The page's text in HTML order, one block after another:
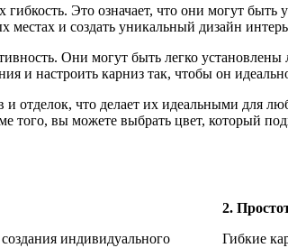
Это означает, что они могут
и создать уникальный дизайн
Они могут быть легко
и настроить карниз так, чтобы он
отделок, что делает их идеальными для
того, вы можете выбрать цвет, который
индивидуального
2.
Гибкие